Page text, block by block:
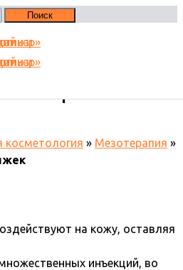
косметология » Мезотерапия »
на кожу, оставляя
инъекций, во